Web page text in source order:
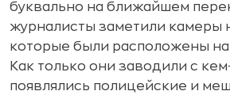
буквально на ближайшем
журналисты заметили камеры
которые были расположены
Как только они заводили с
появлялись полицейские и